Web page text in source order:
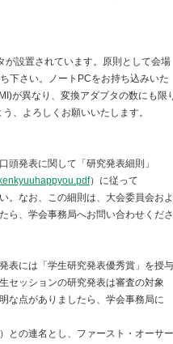
設置されています。原則として会場
下さい。ノートPCをお持ち込みいた
が異なり、変換アダプタの数にも限
、よろしくお願いいたします。
発表に関して「研究発表細則」
）に従って
。なお、この細則は、大会委員会お
、学会事務局へお問い合わせくださ
表には「学生研究発表優秀賞」を授与
セッションの研究発表は審査の対象
な点がありましたら、学会事務局に
との連名とし、ファースト・オーサー